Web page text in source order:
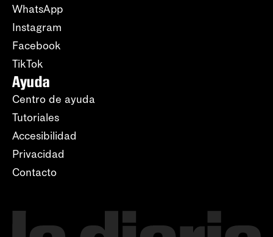
WhatsApp
Instagram
Facebook
TikTok
Ayuda
Centro de ayuda
Tutoriales
Accesibilidad
Privacidad
Contacto